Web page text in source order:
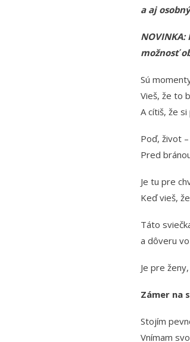
a aj
možnosť
Sú
Vieš, že to
A cítiš, že
Poď, život
Pred
Je tu pre
Keď vieš,
Táto
a dôveru
Je pre
Zámer na
Stojím
Vnímam